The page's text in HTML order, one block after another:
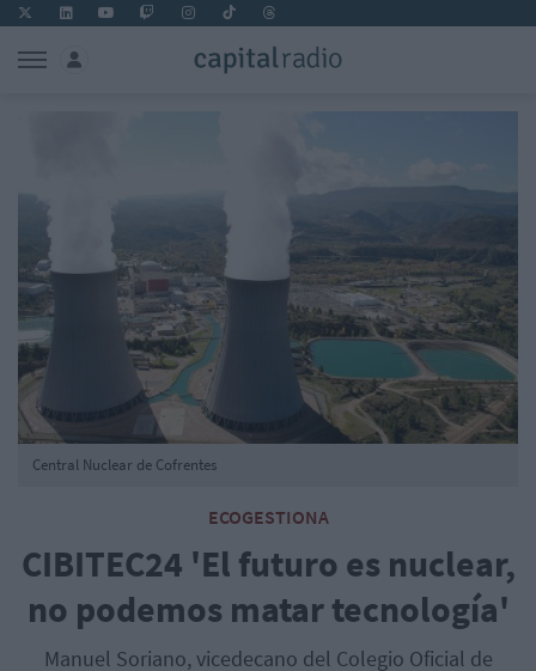
ECOGESTIONA
CIBITEC24 'El futuro es nuclear,
no podemos matar tecnología'
Manuel Soriano, vicedecano del Colegio Oficial de
Central Nuclear de Cofrentes